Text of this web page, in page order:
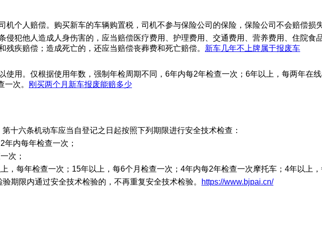
个人赔偿。购买新车的车辆购置税，司机不参与保险公司的保险，保险公司不会赔偿损失
犯他人造成人身伤害的，应当赔偿医疗费用、护理费用、交通费用、营养费用、住院食
疾赔偿；造成死亡的，还应当赔偿丧葬费和死亡赔偿。 新车几年不上牌属于报废车
使用。仅根据使用年数，强制年检周期不同，6年内每2年检查一次；6年以上，每两年在
次。
刚买两个月新车报废能赔多少
十六条机动车应当自登记之日起按照下列期限进行安全技术检查：
年内每年检查一次；
次；
，每年检查一次；15年以上，每6个月检查一次；4年内每2年检查一次摩托车；4年以上，
期限内通过安全技术检验的，不再重复安全技术检验。
https://www.bjpai.cn/